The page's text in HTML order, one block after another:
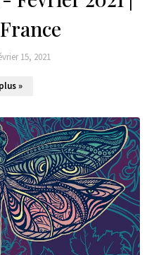
15, 2021
»